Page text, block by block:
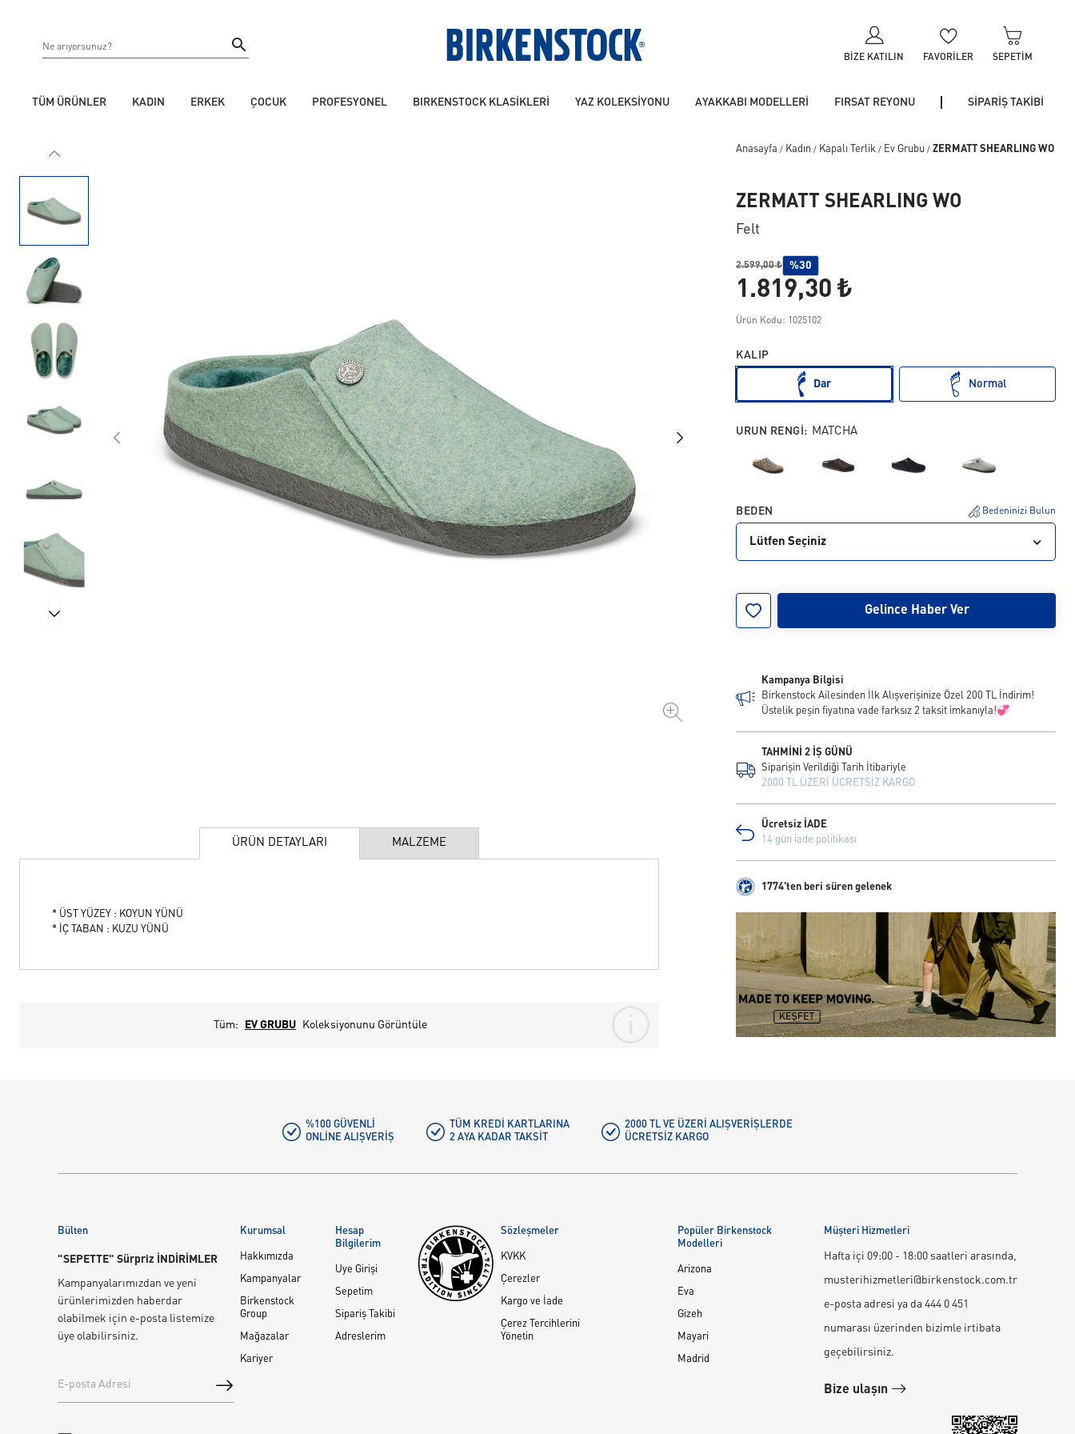
BIZE KATILIN FAVORILER SEPETIM
TÜM ÜRÜNLER KADIN ERKEK ÇOCUK PROFESYONEL BIRKENSTOCK KLASİKLERİ YAZ KOLEKSİYONU AYAKKABI MODELLERİ FIRSAT REYONU SİPARİŞ TAKİBİ
ÜRÜN DETAYLARI MALZEME
* ÜST YÜZEY : KOYUN YÜNÜ
* İÇ TABAN : KUZU YÜNÜ
Tüm: EV GRUBU Koleksiyonunu Görüntüle
Anasayfa / Kadın / Kapalı Terlik / Ev Grubu / ZERMATT SHEARLING WO
ZERMATT SHEARLING WO
Felt
2.599,00 ₺ %30
1.819,30 ₺
Ürün Kodu: 1025102
KALIP
Dar Normal
URUN RENGI: MATCHA
BEDEN Bedeninizi Bulun
Lütfen Seçiniz
43
Gelince Haber Ver
Kampanya Bilgisi
Birkenstock Ailesinden İlk Alışverişinize Özel 200 TL İndirim!
Üstelik peşin fiyatına vade farksız 2 taksit imkanıyla!💞
TAHMİNİ 2 İŞ GÜNÜ
Siparişin Verildiği Tarih İtibariyle
2000 TL ÜZERİ ÜCRETSİZ KARGO
Ücretsiz İADE
14 gün iade politikası
1774'ten beri süren gelenek
%100 GÜVENLI
ONLINE ALIŞVERIŞ
TÜM KREDI KARTLARINA
2 AYA KADAR TAKSIT
2000 TL VE ÜZERİ ALIŞVERİŞLERDE
ÜCRETSIZ KARGO
Bülten
"SEPETTE" Sürpriz İNDİRİMLER
Kampanyalarımızdan ve yeni
ürünlerimizden haberdar
olabilmek için e-posta listemize
üye olabilirsiniz.
Kurumsal
Hakkımızda
Kampanyalar
Birkenstock
Group
Mağazalar
Kariyer
Hesap
Bilgilerim
Üye Girişi
Sepetim
Sipariş Takibi
Adreslerim
Sözleşmeler
KVKK
Çerezler
Kargo ve İade
Çerez Tercihlerini
Yönetin
Popüler Birkenstock
Modelleri
Arizona
Eva
Gizeh
Mayari
Madrid
Müşteri Hizmetleri
Hafta içi 09:00 - 18:00 saatleri arasında,
musterihizmetleri@birkenstock.com.tr
e-posta adresi ya da 444 0 451
numarası üzerinden bizimle irtibata
geçebilirsiniz.
Bize ulaşın